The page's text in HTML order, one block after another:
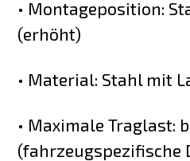
• Montageposition:
(erhöht)
• Material: Stahl mit
• Maximale Traglast:
(fahrzeugspezifische